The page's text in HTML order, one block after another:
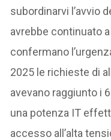
subordinarvi l’avvio
avrebbe continuato
confermano
2025 le richieste di
avevano raggiunto i
una potenza IT
accesso all’alta